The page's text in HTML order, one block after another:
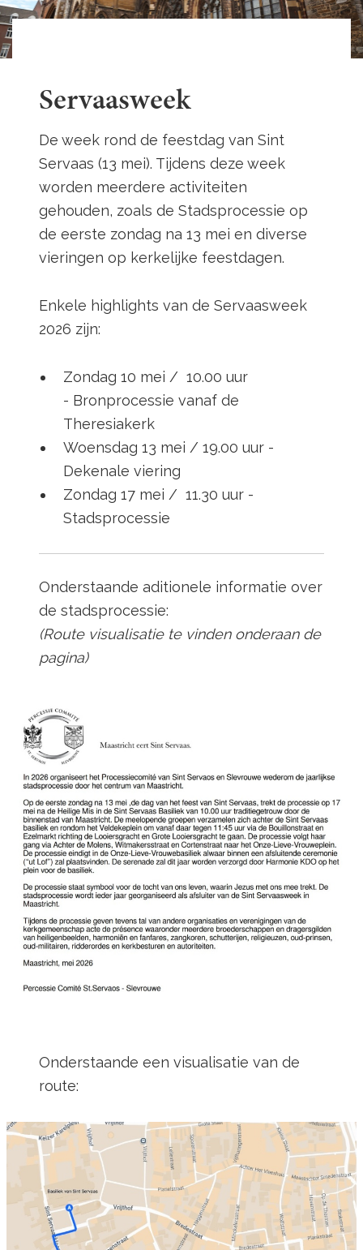
Servaasweek
De week rond de feestdag van Sint
Servaas (13 mei). Tijdens deze week
worden meerdere activiteiten
gehouden, zoals de Stadsprocessie op
de eerste zondag na 13 mei en diverse
vieringen op kerkelijke feestdagen.
Enkele highlights van de Servaasweek
2026 zijn:
Zondag 10 mei / 10.00 uur
- Bronprocessie vanaf de
Theresiakerk
Woensdag 13 mei / 19.00 uur -
Dekenale viering
Zondag 17 mei / 11.30 uur -
Stadsprocessie
Onderstaande aditionele informatie over
de stadsprocessie:
(Route visualisatie te vinden onderaan de
pagina)
Onderstaande een visualisatie van de
route: